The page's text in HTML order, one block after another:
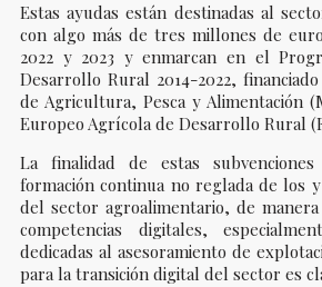
Estas ayudas están destinadas al
con algo más de tres millones de
2022 y 2023 y enmarcan en el
Desarrollo Rural 2014-2022,
de Agricultura, Pesca y Alimentación
Europeo Agrícola de Desarrollo Rural
La finalidad de estas
formación continua no reglada de los
del sector agroalimentario, de
competencias digitales,
dedicadas al asesoramiento de
para la transición digital del sector es